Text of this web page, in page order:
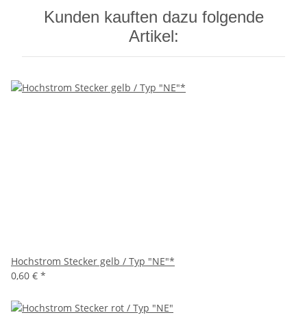
Kunden kauften dazu folgende
Artikel:
Hochstrom Stecker gelb / Typ "NE"*
0,60 € *